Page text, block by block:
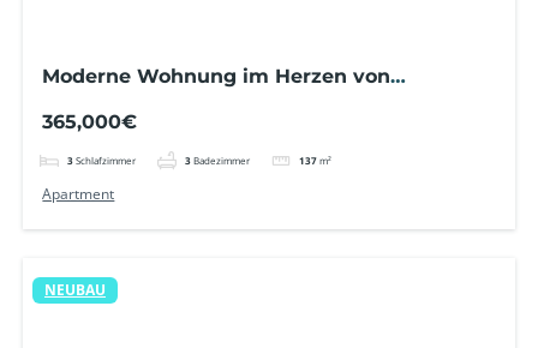
Moderne Wohnung im Herzen von
365,000€
3 Schlafzimmer 3 Badezimmer 137 m²
Apartment
NEUBAU